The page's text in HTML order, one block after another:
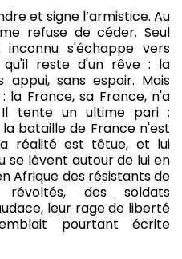
et signe l’armistice. Au
refuse de céder. Seul
s'échappe vers
qu'il reste d'un rêve : la
appui, sans espoir. Mais
la France, sa France, n'a
tente un ultime pari :
bataille de France n'est
réalité est têtue, et lui
se lèvent autour de lui en
Afrique des résistants de
des soldats
leur rage de liberté
pourtant écrite